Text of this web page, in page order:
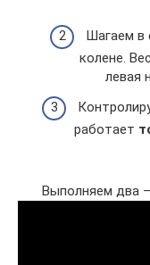
Шагаем в
колене.
левая
работает
Выполняем два